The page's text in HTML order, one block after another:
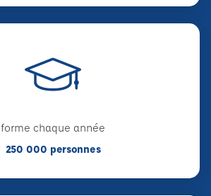
forme chaque année
250 000 personnes